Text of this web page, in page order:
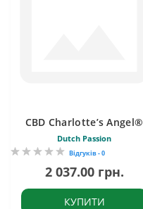
CBD Charlotte’s Angel®
Dutch Passion
Відгуків - 0
2 037.00 грн.
КУПИТИ